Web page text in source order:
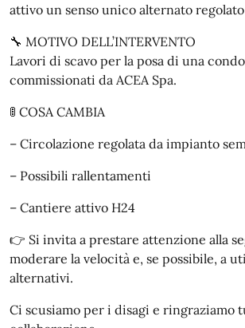
attivo un senso unico alternato regolato
🔧 MOTIVO DELL’INTERVENTO
Lavori di scavo per la posa di una
commissionati da ACEA Spa.
🚦 COSA CAMBIA
– Circolazione regolata da impianto
– Possibili rallentamenti
– Cantiere attivo H24
👉 Si invita a prestare attenzione alla
moderare la velocità e, se possibile, a
alternativi.
Ci scusiamo per i disagi e ringraziamo